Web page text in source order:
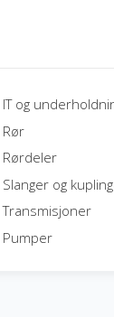
IT og
Rør
Rørdeler
Slanger og
Transmisjoner
Pumper